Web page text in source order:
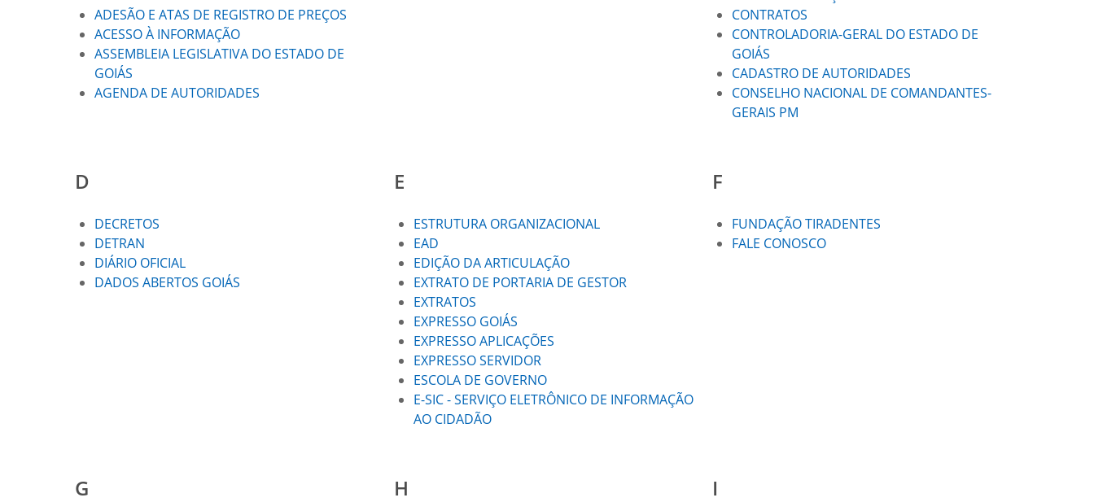
ADESÃO E ATAS DE REGISTRO DE PREÇOS
ACESSO À INFORMAÇÃO
ASSEMBLEIA LEGISLATIVA DO ESTADO DE
GOIÁS
AGENDA DE AUTORIDADES
CONTRATOS
CONTROLADORIA-GERAL DO ESTADO DE
GOIÁS
CADASTRO DE AUTORIDADES
CONSELHO NACIONAL DE COMANDANTES-
GERAIS PM
D
DECRETOS
DETRAN
DIÁRIO OFICIAL
DADOS ABERTOS GOIÁS
E
ESTRUTURA ORGANIZACIONAL
EAD
EDIÇÃO DA ARTICULAÇÃO
EXTRATO DE PORTARIA DE GESTOR
EXTRATOS
EXPRESSO GOIÁS
EXPRESSO APLICAÇÕES
EXPRESSO SERVIDOR
ESCOLA DE GOVERNO
E-SIC - SERVIÇO ELETRÔNICO DE INFORMAÇÃO
AO CIDADÃO
F
FUNDAÇÃO TIRADENTES
FALE CONOSCO
G H I